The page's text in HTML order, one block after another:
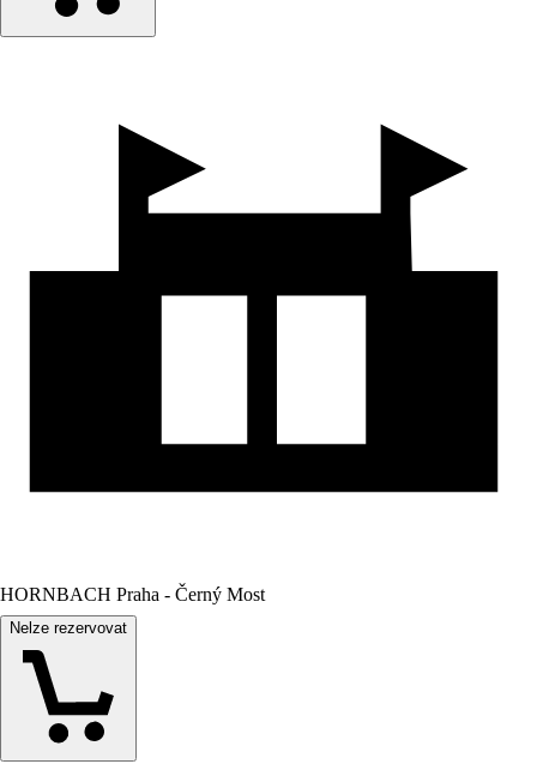
HORNBACH Praha - Černý Most
Nelze rezervovat